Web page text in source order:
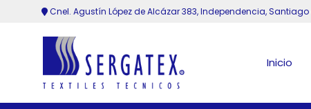
Cnel. Agustín López de Alcázar 383, Independencia, Santiago
Inicio